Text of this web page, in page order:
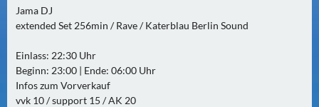
M
O
G
E
N
Jama DJ
extended Set 256min / Rave / Katerblau Berlin Sound
Einlass: 22:30 Uhr
Beginn: 23:00 | Ende: 06:00 Uhr
Infos zum Vorverkauf
vvk 10 / support 15 / AK 20